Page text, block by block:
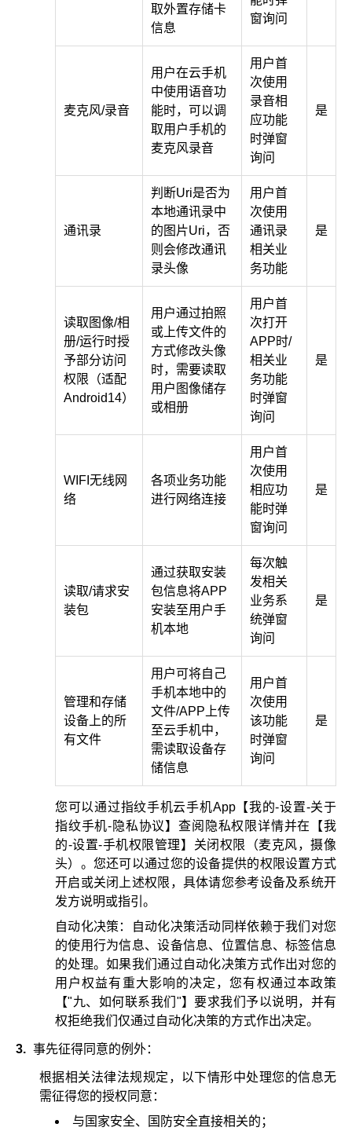
取外置存储卡
信息
窗询问
麦克风/录音
用户在云手机
中使用语音功
能时，可以调
取用户手机的
麦克风录音
用户首
次使用
录音相
应功能
时弹窗
询问
是
通讯录
判断Uri是否为
本地通讯录中
的图片Uri，否
则会修改通讯
录头像
用户首
次使用
通讯录
相关业
务功能
是
读取图像/相
册/运行时授
予部分访问
权限（适配
Android14）
用户通过拍照
或上传文件的
方式修改头像
时，需要读取
用户图像储存
或相册
用户首
次打开
APP时/
相关业
务功能
时弹窗
询问
是
WIFI无线网
络
各项业务功能
进行网络连接
用户首
次使用
相应功
能时弹
窗询问
是
读取/请求安
装包
通过获取安装
包信息将APP
安装至用户手
机本地
每次触
发相关
业务系
统弹窗
询问
是
管理和存储
设备上的所
有文件
用户可将自己
手机本地中的
文件/APP上传
至云手机中，
需读取设备存
储信息
用户首
次使用
该功能
时弹窗
询问
是
您可以通过指纹手机云手机App【我的-设置-关于
指纹手机-隐私协议】查阅隐私权限详情并在【我
的-设置-手机权限管理】关闭权限（麦克风，摄像
头）。您还可以通过您的设备提供的权限设置方式
开启或关闭上述权限，具体请您参考设备及系统开
发方说明或指引。
自动化决策：自动化决策活动同样依赖于我们对您
的使用行为信息、设备信息、位置信息、标签信息
的处理。如果我们通过自动化决策方式作出对您的
用户权益有重大影响的决定，您有权通过本政策
【"九、如何联系我们"】要求我们予以说明，并有
权拒绝我们仅通过自动化决策的方式作出决定。
3. 事先征得同意的例外：
根据相关法律法规规定，以下情形中处理您的信息无
需征得您的授权同意：
与国家安全、国防安全直接相关的；